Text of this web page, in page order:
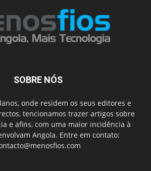
SOBRE NÓS
onde residem os seus editores e
tencionamos trazer artigos sobre
e afins, com uma maior incidência à
Angola. Entre em contato: